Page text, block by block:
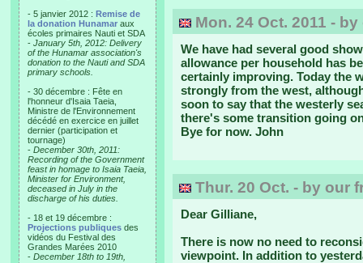
- 5 janvier 2012 : Remise de
la donation Hunamar aux
écoles primaires Nauti et SDA
- January 5th, 2012: Delivery
of the Hunamar association's
donation to the Nauti and SDA
primary schools.
- 30 décembre : Fête en
l'honneur d'Isaia Taeia,
Ministre de l'Environnement
décédé en exercice en juillet
dernier (participation et
tournage)
- December 30th, 2011:
Recording of the Government
feast in homage to Isaia Taeia,
Minister for Environment,
deceased in July in the
discharge of his duties.
- 18 et 19 décembre :
Projections publiques des
vidéos du Festival des
Grandes Marées 2010
- December 18th to 19th,
Mon. 24 Oct. 2011 -
We have had several good
allowance per household has
certainly improving. Today the
strongly from the west,
soon to say that the westerly
there's some transition going
Bye for now. John
Thur. 20 Oct. - by our
Dear Gilliane,
There is now no need to
viewpoint. In addition to